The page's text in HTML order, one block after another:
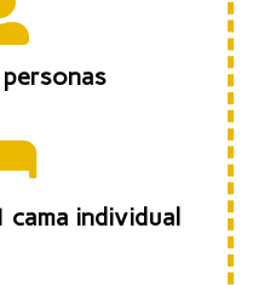
cama individual